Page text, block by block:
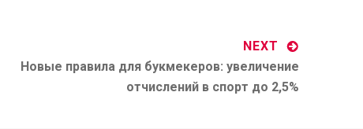
NEXT
Next
Новые правила для букмекеров: увеличение
отчислений в спорт до 2,5%